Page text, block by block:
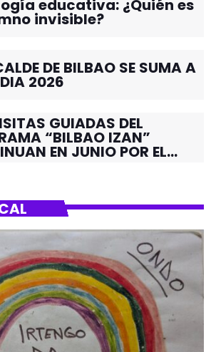
educativa: ¿Quién es
invisible?
DE BILBAO SE SUMA A
2026
GUIADAS DEL
“BILBAO IZAN”
EN JUNIO POR EL